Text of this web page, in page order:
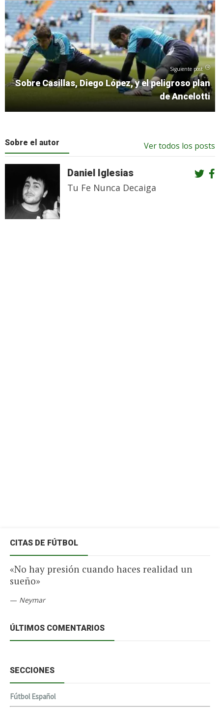
Siguiente post
Sobre Casillas, Diego López, y el peligroso plan
de Ancelotti
Sobre el autor Ver todos los posts
Daniel Iglesias
Tu Fe Nunca Decaiga
CITAS DE FÚTBOL
«No hay presión cuando haces realidad un
sueño»
— Neymar
ÚLTIMOS COMENTARIOS
SECCIONES
Fútbol Español